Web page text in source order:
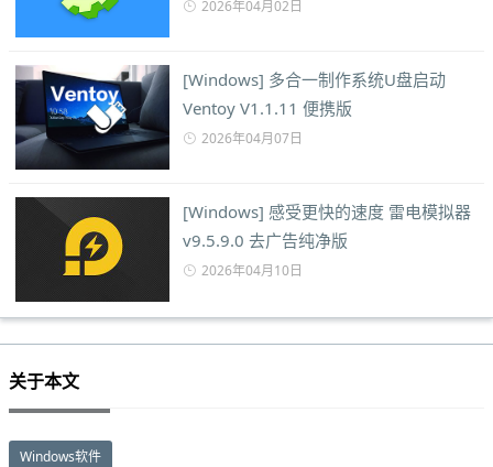
2026年04月02日
[Windows] 多合一制作系统U盘启动
Ventoy V1.1.11 便携版
2026年04月07日
[Windows] 感受更快的速度 雷电模拟器
v9.5.9.0 去广告纯净版
2026年04月10日
关于本文
Windows软件